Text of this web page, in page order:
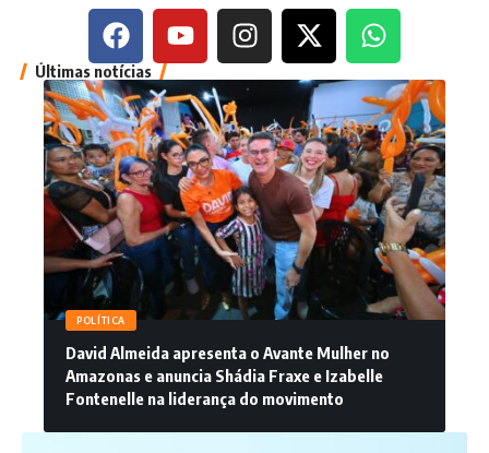
Últimas notícias
POLÍTICA
David Almeida apresenta o Avante Mulher no
Amazonas e anuncia Shádia Fraxe e Izabelle
Fontenelle na liderança do movimento